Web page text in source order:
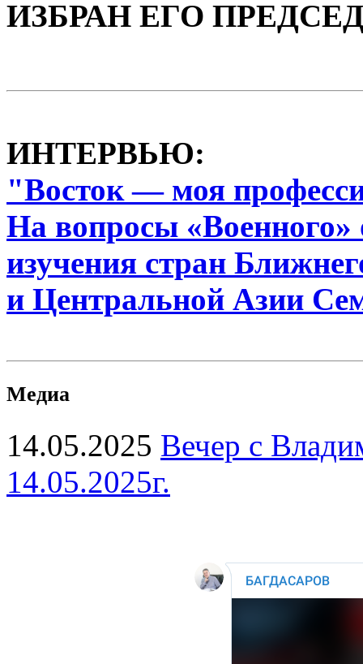
ИЗБРАН ЕГО
ИНТЕРВЬЮ:
"Восток — моя
На вопросы «Военного»
изучения стран
и Центральной Азии
Медиа
14.05.2025 Вечер с
14.05.2025г.